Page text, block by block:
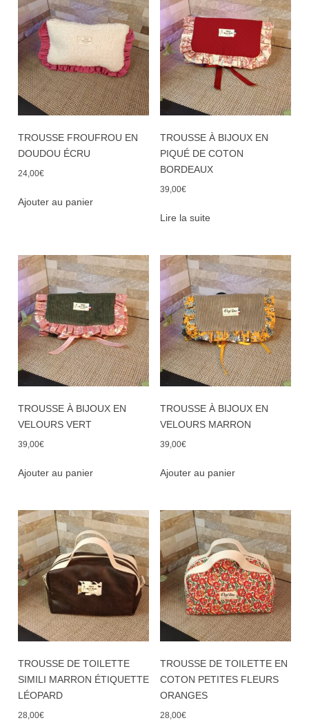
TROUSSE FROUFROU EN
DOUDOU ÉCRU
24,00€
Ajouter au panier
TROUSSE À BIJOUX EN
PIQUÉ DE COTON
BORDEAUX
39,00€
Lire la suite
TROUSSE À BIJOUX EN
VELOURS VERT
39,00€
Ajouter au panier
TROUSSE À BIJOUX EN
VELOURS MARRON
39,00€
Ajouter au panier
TROUSSE DE TOILETTE
SIMILI MARRON ÉTIQUETTE
LÉOPARD
28,00€
TROUSSE DE TOILETTE EN
COTON PETITES FLEURS
ORANGES
28,00€